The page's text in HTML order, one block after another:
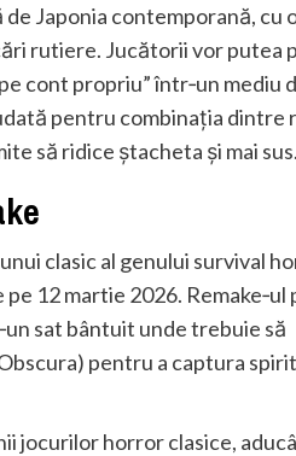
Japonia contemporană, cu
rutiere. Jucătorii vor putea
cont propriu” într‑un mediu
pentru combinația dintre
să ridice ștacheta și mai sus.
clasic al genului survival
12 martie 2026. Remake‑ul
sat bântuit unde trebuie să
pentru a captura
jocurilor horror clasice,